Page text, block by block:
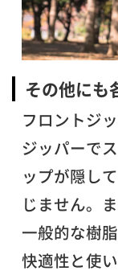
その他にも
フロントジ
ジッパーで
ップが隠し
じません。
一般的な樹
快適性と使